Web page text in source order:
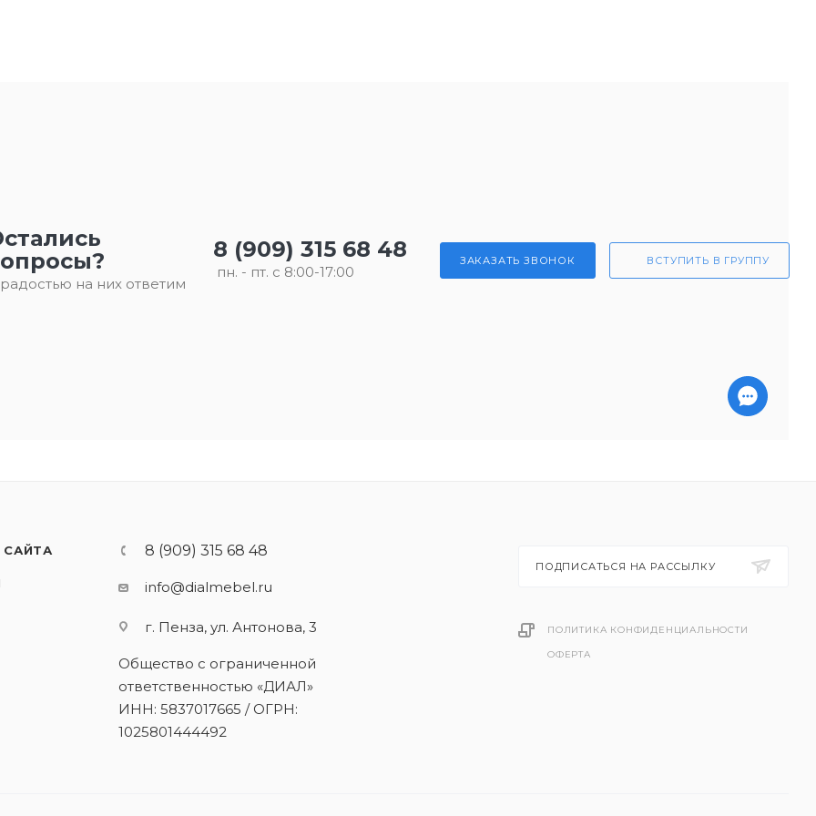
на них ответим
8 (909) 315 68 48
пн. - пт. с 8:00-17:00
ЗАКАЗАТЬ ЗВОНОК ВСТУПИТЬ В ГРУППУ
САЙТА 8 (909) 315 68 48
info@dialmebel.ru
г. Пенза, ул. Антонова, 3
Общество с ограниченной
ответственностью «ДИАЛ»
ИНН: 5837017665 / ОГРН:
1025801444492
ПОДПИСАТЬСЯ НА РАССЫЛКУ
ПОЛИТИКА КОНФИДЕНЦИАЛЬНОСТИ
ОФЕРТА